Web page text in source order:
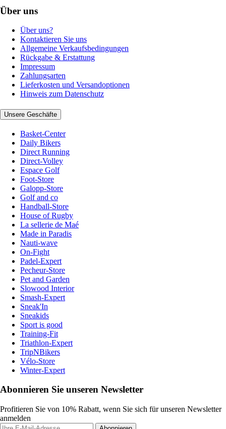
Über uns
Über uns?
Kontaktieren Sie uns
Allgemeine Verkaufsbedingungen
Rückgabe & Erstattung
Impressum
Zahlungsarten
Lieferkosten und Versandoptionen
Hinweis zum Datenschutz
Unsere Geschäfte
Basket-Center
Daily Bikers
Direct Running
Direct-Volley
Espace Golf
Foot-Store
Galopp-Store
Golf and co
Handball-Store
House of Rugby
La sellerie de Maé
Made in Paradis
Nauti-wave
On-Fight
Padel-Expert
Pecheur-Store
Pet and Garden
Slowood Interior
Smash-Expert
Sneak'In
Sneakids
Sport is good
Training-Fit
Triathlon-Expert
TripNBikers
Vélo-Store
Winter-Expert
Abonnieren Sie unseren Newsletter
Profitieren Sie von 10% Rabatt, wenn Sie sich für unseren Newsletter
anmelden